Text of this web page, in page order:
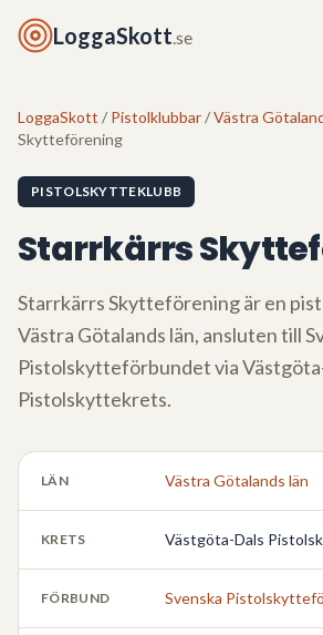
LoggaSkott.se
LoggaSkott / Pistolklubbar/Västra
Skytteförening
PISTOLSKYTTEKLUBB
Starrkärrs
Starrkärrs Skytteföreningär en
Västra Götalands län, ansluten till
Pistolskytteförbundet via
Pistolskyttekrets.
LÄN Västra Götalands län
KRETS Västgöta-Dals
FÖRBUND Svenska